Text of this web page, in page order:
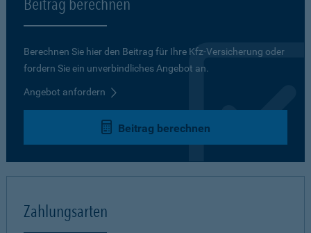
Berechnen Sie hier den Beitrag für Ihre Kfz-Versicherung oder
fordern Sie ein unverbindliches Angebot an.
Angebot anfordern
Beitrag berechnen
Zahlungsarten